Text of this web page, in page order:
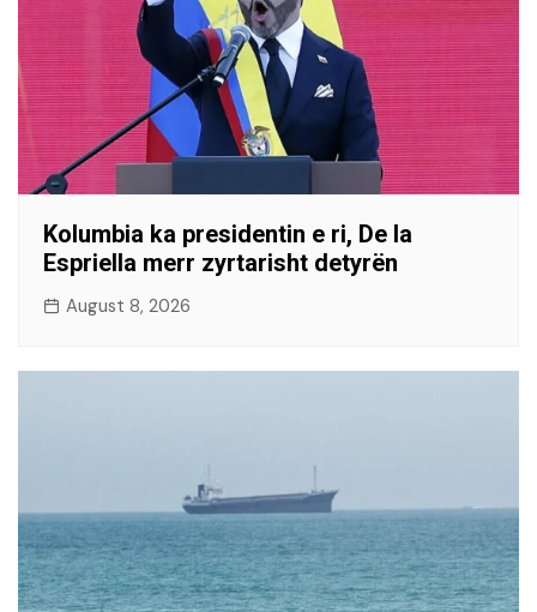
Kolumbia ka presidentin e ri, De la
Espriella merr zyrtarisht detyrën
August 8, 2026